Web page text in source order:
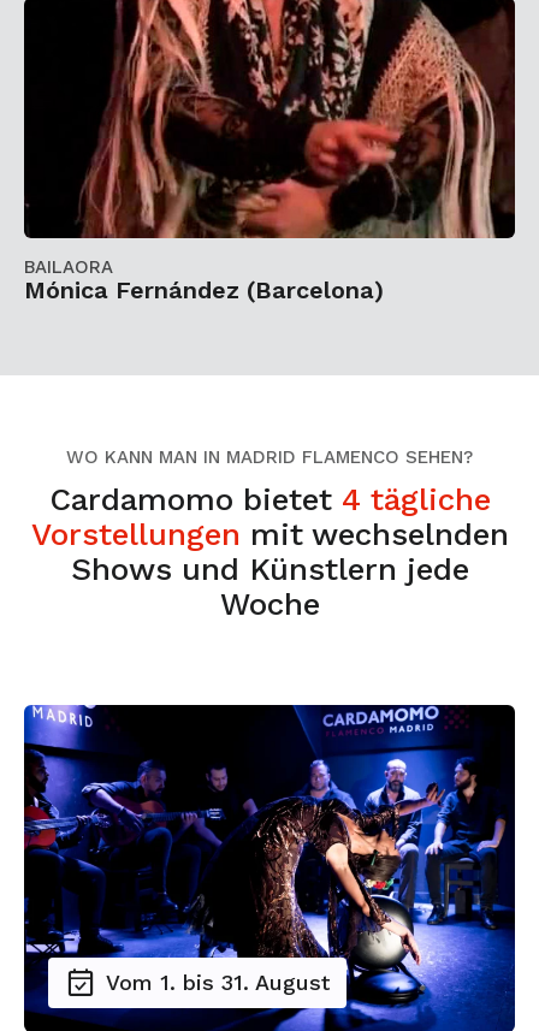
BAILAORA
Mónica Fernández (Barcelona)
WO KANN MAN IN MADRID FLAMENCO SEHEN?
Cardamomo bietet 4 tägliche
Vorstellungen mit wechselnden
Shows und Künstlern jede
Woche
Vom 1. bis 31. August